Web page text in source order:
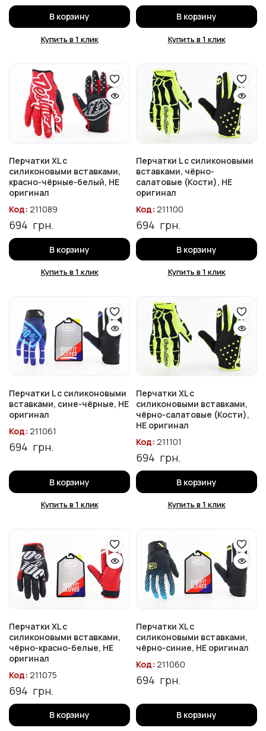
В корзину
Купить в 1 клик
В корзину
Купить в 1 клик
Перчатки XL с
силиконовыми вставками,
красно-чёрные-белый, НЕ
оригинал
Код: 211089
694 грн.
В корзину
Купить в 1 клик
Перчатки L с силиконовыми
вставками, чёрно-
салатовые (Кости), НЕ
оригинал
Код: 211100
694 грн.
В корзину
Купить в 1 клик
Перчатки L с силиконовыми
вставками, сине-чёрные, НЕ
оригинал
Код: 211061
694 грн.
В корзину
Купить в 1 клик
Перчатки XL с
силиконовыми вставками,
чёрно-салатовые (Кости),
НЕ оригинал
Код: 211101
694 грн.
В корзину
Купить в 1 клик
Перчатки XL с
силиконовыми вставками,
чёрно-красно-белые, НЕ
оригинал
Код: 211075
694 грн.
В корзину
Перчатки XL с
силиконовыми вставками,
чёрно-синие, НЕ оригинал
Код: 211060
694 грн.
В корзину